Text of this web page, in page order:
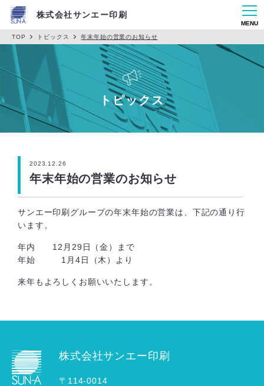
株式会社サンエー印刷
MENU
TOP トピックス 年末年始の営業のお知らせ
トピックス
2023.12.26
年末年始の営業のお知らせ
サンエー印刷グループの年末年始の営業は、下記の通り行
います。
年内 12月29日（金）まで
年始 1月4日（木）より
来年もよろしくお願いいたします。
株式会社サンエー印刷
〒114-0014